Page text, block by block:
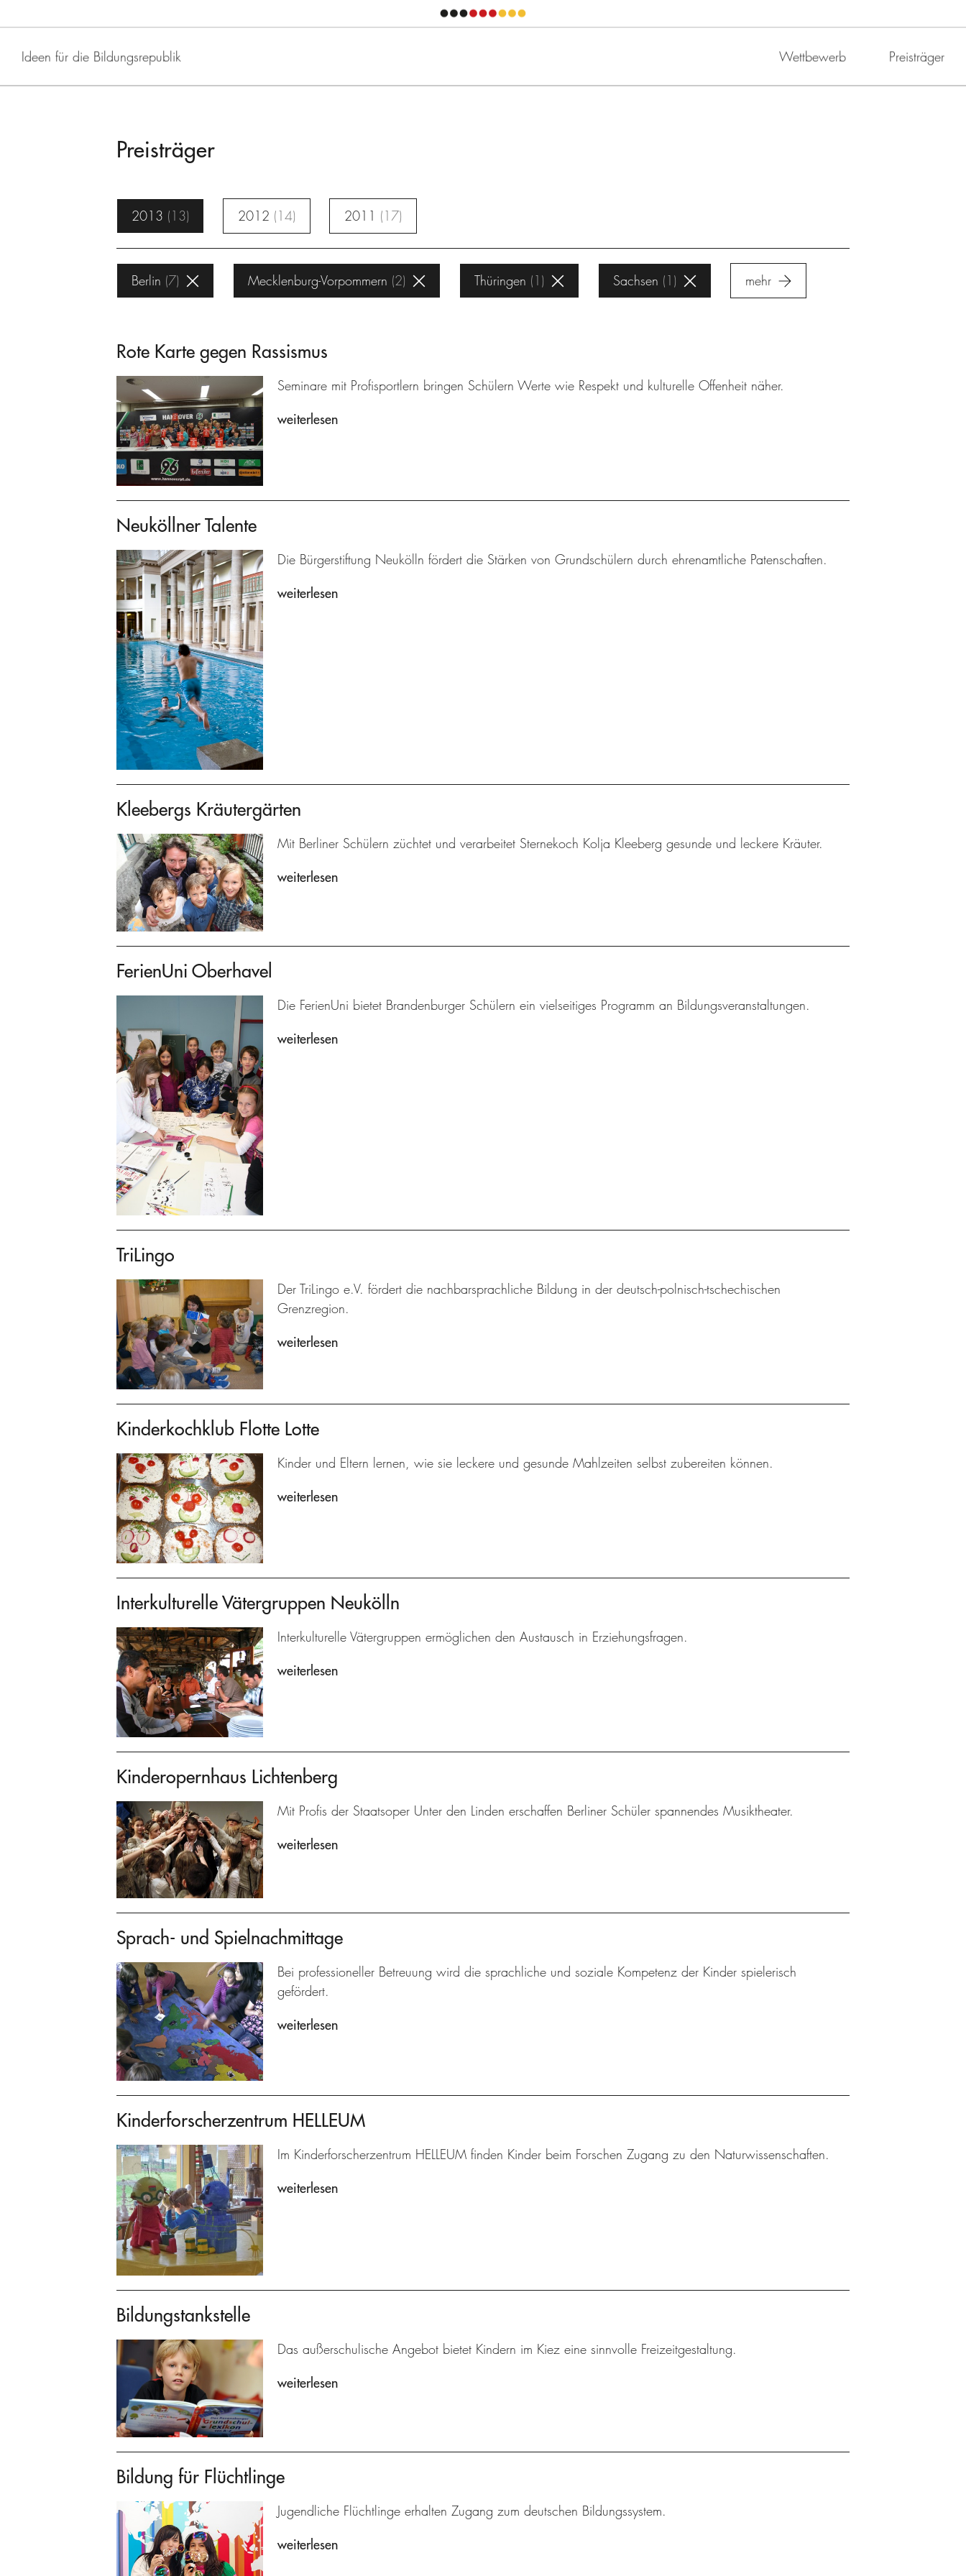
Ideen für die Bildungsrepublik Wettbewerb Preisträger
Preisträger
2013 13 2012 14 2011 17
Berlin 7 Mecklenburg-Vorpommern 2 Thüringen 1 Sachsen 1 mehr
Rote Karte gegen Rassismus
Seminare mit Profisportlern bringen Schülern Werte wie Respekt und kulturelle Offenheit näher.
weiterlesen
Neuköllner Talente
Die Bürgerstiftung Neukölln fördert die Stärken von Grundschülern durch ehrenamtliche Patenschaften.
weiterlesen
Kleebergs Kräutergärten
Mit Berliner Schülern züchtet und verarbeitet Sternekoch Kolja Kleeberg gesunde und leckere Kräuter.
weiterlesen
FerienUni Oberhavel
Die FerienUni bietet Brandenburger Schülern ein vielseitiges Programm an Bildungsveranstaltungen.
weiterlesen
TriLingo
Der TriLingo e.V. fördert die nachbarsprachliche Bildung in der deutsch-polnisch-tschechischen
Grenzregion.
weiterlesen
Kinderkochklub Flotte Lotte
Kinder und Eltern lernen, wie sie leckere und gesunde Mahlzeiten selbst zubereiten können.
weiterlesen
Interkulturelle Vätergruppen Neukölln
Interkulturelle Vätergruppen ermöglichen den Austausch in Erziehungsfragen.
weiterlesen
Kinderopernhaus Lichtenberg
Mit Profis der Staatsoper Unter den Linden erschaffen Berliner Schüler spannendes Musiktheater.
weiterlesen
Sprach- und Spielnachmittage
Bei professioneller Betreuung wird die sprachliche und soziale Kompetenz der Kinder spielerisch
gefördert.
weiterlesen
Kinderforscherzentrum HELLEUM
Im Kinderforscherzentrum HELLEUM finden Kinder beim Forschen Zugang zu den Naturwissenschaften.
weiterlesen
Bildungstankstelle
Das außerschulische Angebot bietet Kindern im Kiez eine sinnvolle Freizeitgestaltung.
weiterlesen
Bildung für Flüchtlinge
Jugendliche Flüchtlinge erhalten Zugang zum deutschen Bildungssystem.
weiterlesen